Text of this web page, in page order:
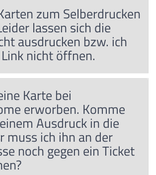
zum Selberdrucken
lassen sich die
ausdrucken bzw. ich
nicht öffnen.
Karte bei
erworben. Komme
Ausdruck in die
muss ich ihn an der
noch gegen ein Ticket